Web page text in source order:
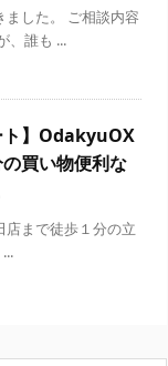
した。 ご相談内容
、誰も ...
ト】OdakyuOX
買い物便利な
まで徒歩１分の立